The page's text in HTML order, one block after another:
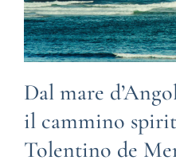
Dal mare
il cammino
Tolentino de